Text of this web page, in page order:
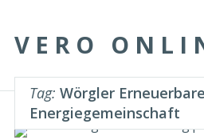
VERO
Tag: Wörgler Erneuerbare
Energiegemeinschaft